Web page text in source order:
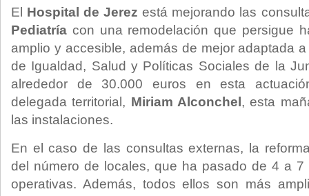
El Hospital de Jerez está mejorando las
Pediatría con una remodelación que persigue
amplio y accesible, además de mejor adaptada
de Igualdad, Salud y Políticas Sociales de la
alrededor de 30.000 euros en esta
delegada territorial, Miriam Alconchel , esta
las instalaciones.
En el caso de las consultas externas, la
del número de locales, que ha pasado de 4 a 7
operativas. Además, todos ellos son más